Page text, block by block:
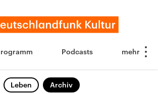
Podcasts
Leben Archiv